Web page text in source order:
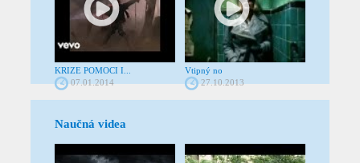
KRIZE POMOCI I...
07.01.2014
Vtipný no
27.10.2013
Naučná videa